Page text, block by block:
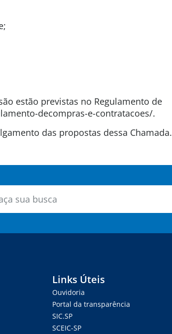
estão previstas no Regulamento de
decompras-e-contratacoes/.
das propostas dessa Chamada.
Links Úteis
Ouvidoria
Portal da transparência
SIC.SP
SCEIC-SP